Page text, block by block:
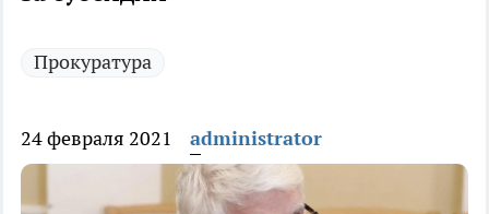
Прокуратура
24 февраля 2021 administrator